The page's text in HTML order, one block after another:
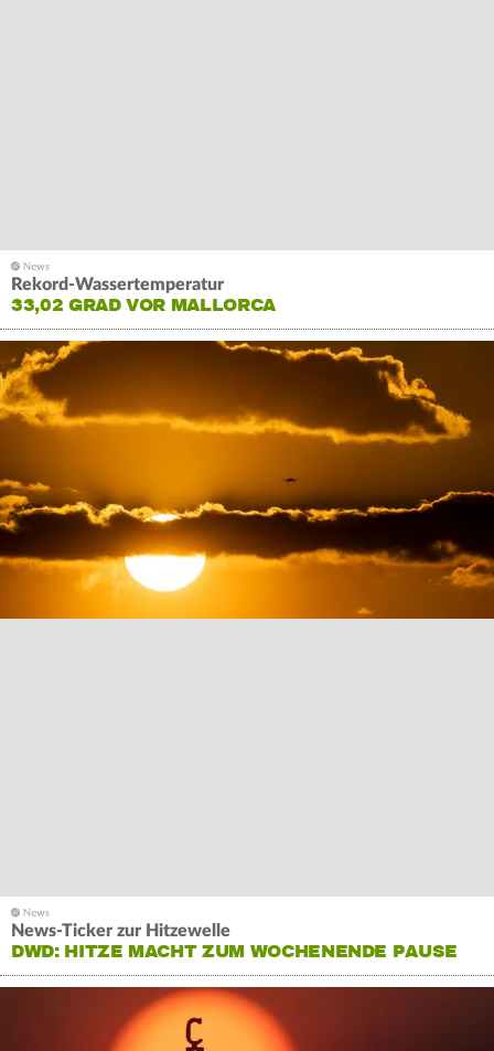
Rekord-Wassertemperatur
33,02 GRAD VOR MALLORCA
News-Ticker zur Hitzewelle
DWD: HITZE MACHT ZUM WOCHENENDE PAUSE